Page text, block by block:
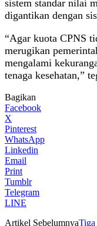
sistem standar nilai
digantikan dengan
“Agar kuota CPNS
merugikan
mengalami
tenaga kesehatan,”
Bagikan
Facebook
X
Pinterest
WhatsApp
Linkedin
Email
Print
Tumblr
Telegram
LINE
Artikel Sebelumnya